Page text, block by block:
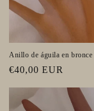
Anillo de águila en bronce
Precio
€40,00 EUR